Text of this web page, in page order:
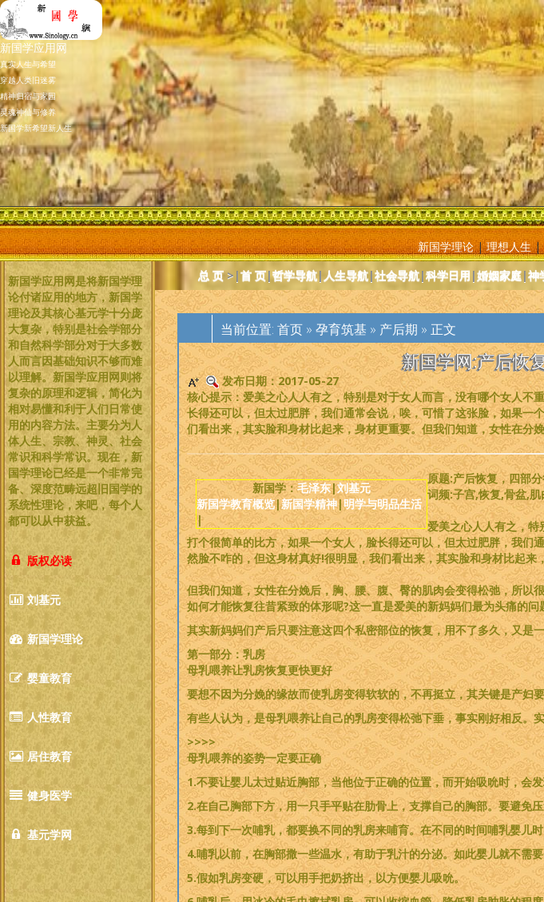
新国学应用网
真实人生与希望
穿越人类旧迷雾
精神归宿与家园
灵魂神仙与修养
新国学新希望新人生
新国学理论|理想人生|
新国学应用网是将新国学理
论付诸应用的地方，新国学
理论及其核心基元学十分庞
大复杂，特别是社会学部分
和自然科学部分对于大多数
人而言因基础知识不够而难
以理解。新国学应用网则将
复杂的原理和逻辑，简化为
相对易懂和利于人们日常使
用的内容方法。主要分为人
体人生、宗教、神灵、社会
常识和科学常识。现在，新
国学理论已经是一个非常完
备、深度范畴远超旧国学的
系统性理论， 来吧，每个人
都可以从中获益。
版权必读
刘基元
新国学理论
婴童教育
人性教育
居住教育
健身医学
基元学网
总 页>|首 页|哲学导航| 人生导航|社会导航|科学日用 |婚姻家庭|神
当前位置: 首页» 孕育筑基 » 产后期 » 正文
新国学网:产后恢
发布日期：2017-05-27
核心提示：爱美之心人人有之，特别是对于女人而言，没有哪个女人
长得还可以，但太过肥胖，我们通常会说，唉，可惜了这张脸，如果
们看出来，其实脸和身材比起来，身材更重要。但我们知道，女性在
新国学：毛泽东|刘基元
新国学教育概览|新国学精神|明学与明品生活
|
原题:产后恢复，四部
词频:子宫,恢复,骨盆,
爱美之心人人有之，
打个很简单的比方，如果一个女人，脸长得还可以，但太过肥胖，我
然脸不咋的，但这身材真好!很明显，我们看出来，其实脸和身材比起来
但我们知道，女性在分娩后，胸、腰、腹、臀的肌肉会变得松弛，所以
如何才能恢复往昔紧致的体形呢?这一直是爱美的新妈妈们最为头痛的问
其实新妈妈们产后只要注意这四个私密部位的恢复，用不了多久，又是
第一部分：乳房
母乳喂养让乳房恢复更快更好
要想不因为分娩的缘故而使乳房变得软软的，不再挺立，其关键是产妇
有些人认为，是母乳喂养让自己的乳房变得松弛下垂，事实刚好相反。
>>>>
母乳喂养的姿势一定要正确
1.不要让婴儿太过贴近胸部，当他位于正确的位置，而开始吸吮时，会
2.在自己胸部下方，用一只手平贴在肋骨上，支撑自己的胸部。要避免
3.每到下一次哺乳，都要换不同的乳房来哺育。在不同的时间哺乳婴儿
4.哺乳以前，在胸部撒一些温水，有助于乳汁的分泌。如此婴儿就不需
5.假如乳房变硬，可以用手把奶挤出，以方便婴儿吸吮。